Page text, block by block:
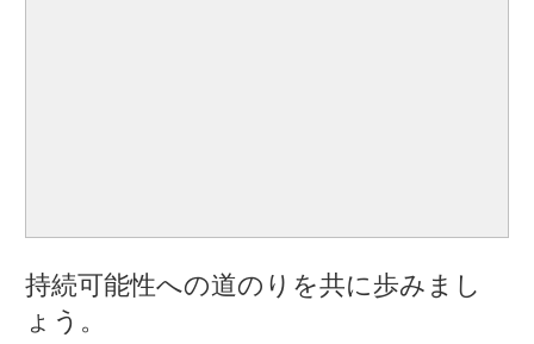
持続可能性への道のりを共に歩みまし
ょう。